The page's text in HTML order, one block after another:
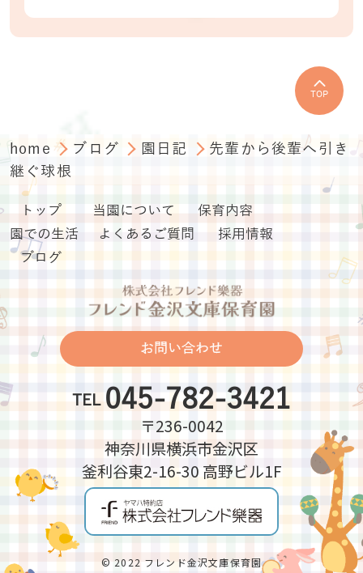
TOP
home ブログ 園日記
先輩から後輩へ引き
継ぐ球根
トップ 当園について
保育内容
園での生活
よくあるご質問
採用情報
ブログ
お問い合わせ
TEL 045-782-3421
〒236-0042
神奈川県横浜市金沢区
釜利谷東2-16-30 高野ビル1F
© 2022 フレンド金沢文庫保育園